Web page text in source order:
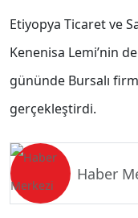
Etiyopya Ticaret ve
Kenenisa Lemi’nin
gününde Bursalı
gerçekleştirdi.
Haber